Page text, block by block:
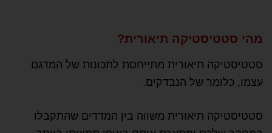
מהי סטטיסטיקה תיאורית?
סטטיסטיקה תיאורית מתייחסת לתכונות של המדגם
עצמו, כלומר של הנבדקים.
סטטיסטיקה תיאורית משווה בין המדדים שהתקבלו